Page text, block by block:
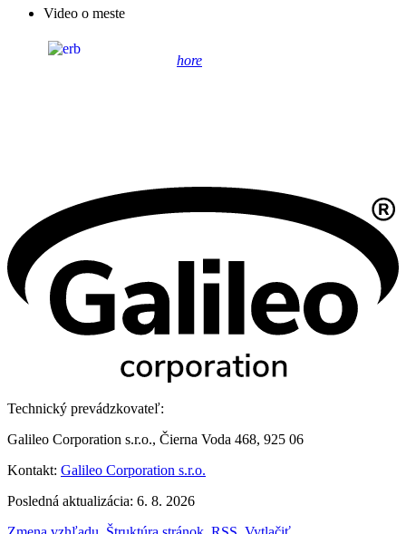
Video o meste
hore
Technický prevádzkovateľ:
Galileo Corporation s.r.o., Čierna Voda 468, 925 06
Kontakt: Galileo Corporation s.r.o.
Posledná aktualizácia: 6. 8. 2026